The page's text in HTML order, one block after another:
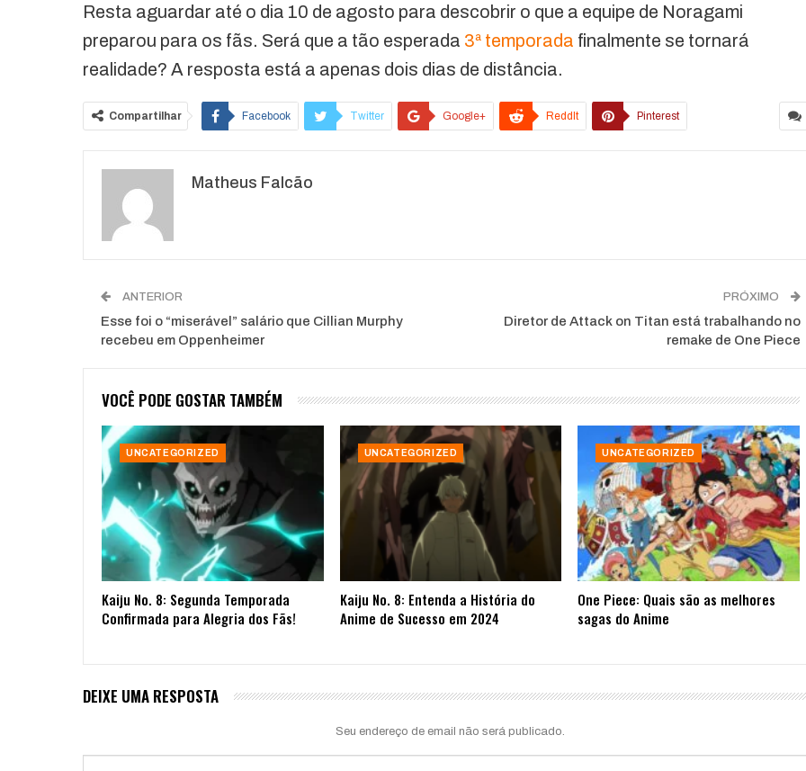
Resta aguardar até o dia 10 de agosto para descobrir o que a equipe de Noragami
preparou para os fãs. Será que a tão esperada 3ª temporada finalmente se tornará
realidade? A resposta está a apenas dois dias de distância.
Compartilhar Facebook Twitter Google+ ReddIt Pinterest
Matheus Falcão
ANTERIOR
Esse foi o “miserável” salário que Cillian Murphy
recebeu em Oppenheimer
PRÓXIMO
Diretor de Attack on Titan está trabalhando no
remake de One Piece
VOCÊ PODE GOSTAR TAMBÉM
UNCATEGORIZED
Kaiju No. 8: Segunda Temporada
Confirmada para Alegria dos Fãs!
UNCATEGORIZED
Kaiju No. 8: Entenda a História do
Anime de Sucesso em 2024
UNCATEGORIZED
One Piece: Quais são as melhores
sagas do Anime
DEIXE UMA RESPOSTA
Seu endereço de email não será publicado.